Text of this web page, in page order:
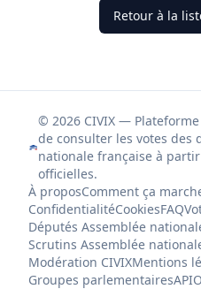
Retour à la
© 2026 CIVIX —
de consulter les votes des
nationale française à
officielles.
À proposComment ça
ConfidentialitéCookiesFAQ
Députés Assemblée
Scrutins Assemblée
Modération CIVIXMentions
Groupes parlementairesAPI